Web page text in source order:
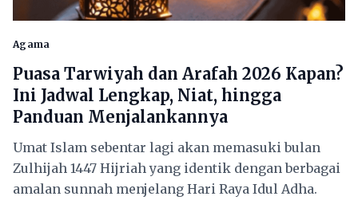
Agama
Puasa Tarwiyah dan Arafah 2026 Kapan?
Ini Jadwal Lengkap, Niat, hingga
Panduan Menjalankannya
Umat Islam sebentar lagi akan memasuki bulan
Zulhijah 1447 Hijriah yang identik dengan berbagai
amalan sunnah menjelang Hari Raya Idul Adha.